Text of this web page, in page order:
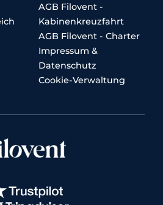
AGB Filovent -
Kabinenkreuzfahrt
AGB Filovent - Charter
Impressum &
Datenschutz
Cookie-Verwaltung